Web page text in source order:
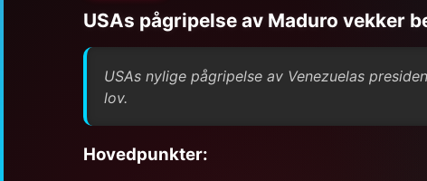
USAs pågripelse av Maduro vekker
USAs nylige pågripelse av Venezuelas
lov.
Hovedpunkter: